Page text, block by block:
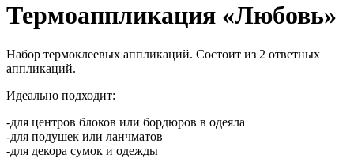
Термоаппликация «Любовь»
Набор термоклеевых аппликаций. Состоит из 2 ответных
аппликаций.
Идеально подходит:
-для центров блоков или бордюров в одеяла
-для подушек или ланчматов
-для декора сумок и одежды